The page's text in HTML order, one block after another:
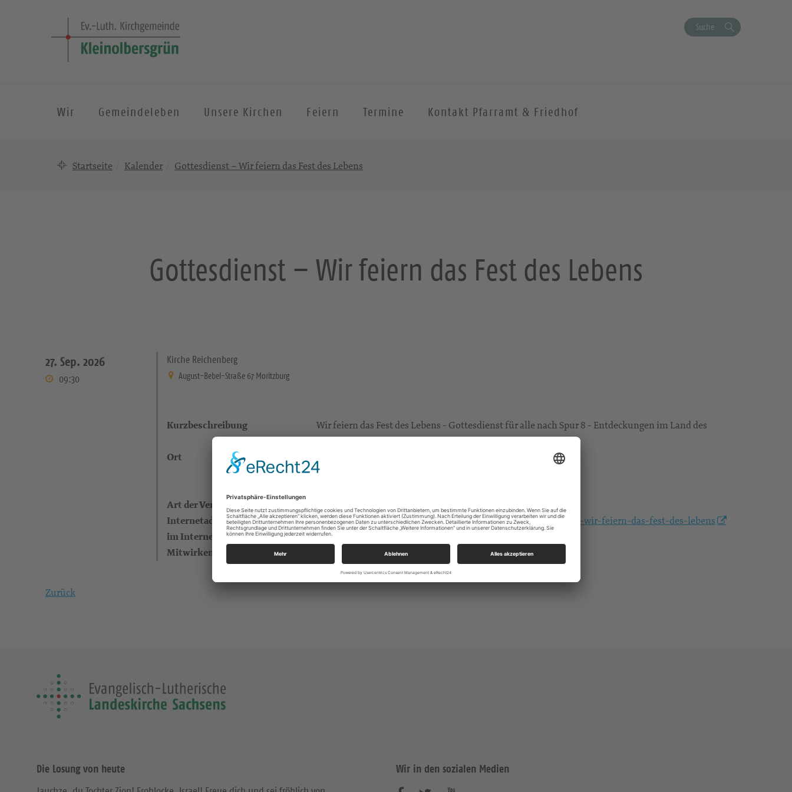
Suche
Wir Gemeindeleben Unsere Kirchen Feiern Termine Kontakt Pfarramt & Friedhof
Startseite Kalender Gottesdienst – Wir feiern das Fest des Lebens
Gottesdienst – Wir feiern das Fest des Lebens
27. Sep. 2026
09:30
Kirche Reichenberg
August-Bebel-Straße 67 Moritzburg
Kurzbeschreibung
Wir feiern das Fest des Lebens - Gottesdienst für alle nach Spur 8 - Entdeckungen im Land des
Glaubens
Ort
August-Bebel-Straße 67
Art der Veranstaltung
Internetadresse (eigene Infos
im Internet)
https://landing.churchdesk.com/de/e/44214866/gottesdienst-wir-feiern-das-fest-des-lebens
Mitwirkende Pfrn. Maren Lüdeking
Zurück
Die Losung von heute Wir in den sozialen Medien